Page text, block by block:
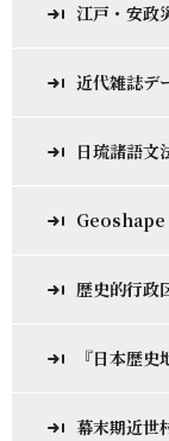
江戸・安政
近代雑誌デ
日琉諸語文
Geoshape
歴史的行政
『日本歴
幕末期近世